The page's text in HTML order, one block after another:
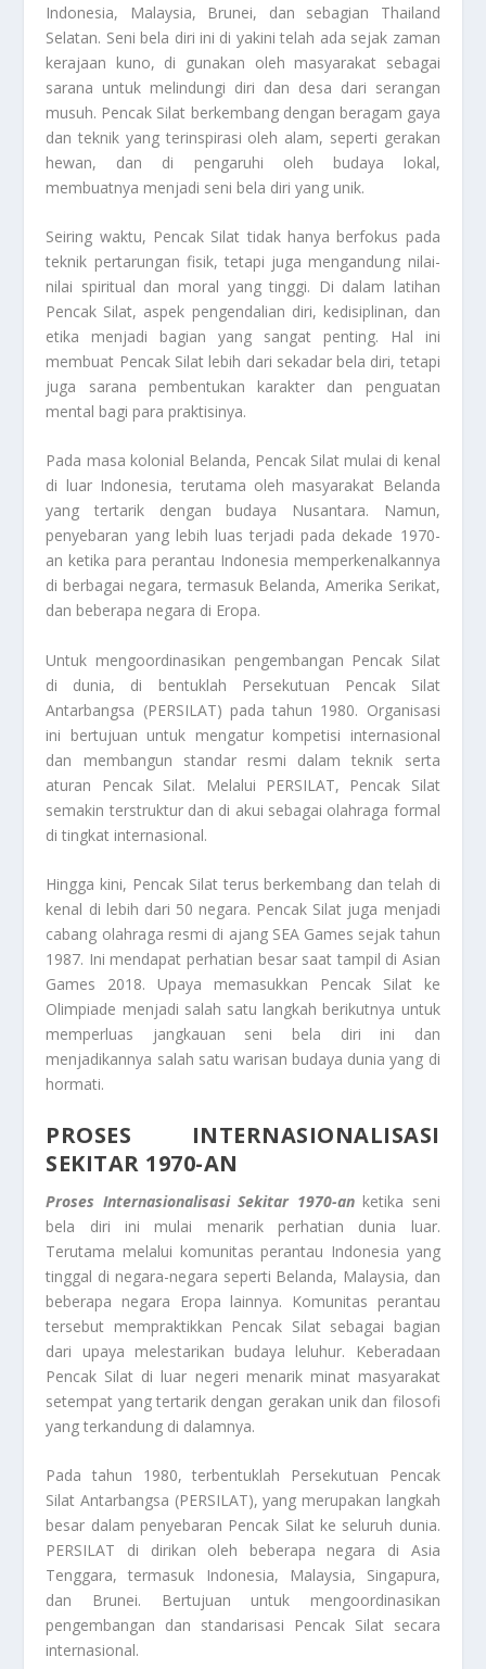
Indonesia, Malaysia, Brunei, dan sebagian Thailand
Selatan. Seni bela diri ini di yakini telah ada sejak zaman
kerajaan kuno, di gunakan oleh masyarakat sebagai
sarana untuk melindungi diri dan desa dari serangan
musuh. Pencak Silat berkembang dengan beragam gaya
dan teknik yang terinspirasi oleh alam, seperti gerakan
hewan, dan di pengaruhi oleh budaya lokal,
membuatnya menjadi seni bela diri yang unik.
Seiring waktu, Pencak Silat tidak hanya berfokus pada
teknik pertarungan fisik, tetapi juga mengandung nilai-
nilai spiritual dan moral yang tinggi. Di dalam latihan
Pencak Silat, aspek pengendalian diri, kedisiplinan, dan
etika menjadi bagian yang sangat penting. Hal ini
membuat Pencak Silat lebih dari sekadar bela diri, tetapi
juga sarana pembentukan karakter dan penguatan
mental bagi para praktisinya.
Pada masa kolonial Belanda, Pencak Silat mulai di kenal
di luar Indonesia, terutama oleh masyarakat Belanda
yang tertarik dengan budaya Nusantara. Namun,
penyebaran yang lebih luas terjadi pada dekade 1970-
an ketika para perantau Indonesia memperkenalkannya
di berbagai negara, termasuk Belanda, Amerika Serikat,
dan beberapa negara di Eropa.
Untuk mengoordinasikan pengembangan Pencak Silat
di dunia, di bentuklah Persekutuan Pencak Silat
Antarbangsa (PERSILAT) pada tahun 1980. Organisasi
ini bertujuan untuk mengatur kompetisi internasional
dan membangun standar resmi dalam teknik serta
aturan Pencak Silat. Melalui PERSILAT, Pencak Silat
semakin terstruktur dan di akui sebagai olahraga formal
di tingkat internasional.
Hingga kini, Pencak Silat terus berkembang dan telah di
kenal di lebih dari 50 negara. Pencak Silat juga menjadi
cabang olahraga resmi di ajang SEA Games sejak tahun
1987. Ini mendapat perhatian besar saat tampil di Asian
Games 2018. Upaya memasukkan Pencak Silat ke
Olimpiade menjadi salah satu langkah berikutnya untuk
memperluas jangkauan seni bela diri ini dan
menjadikannya salah satu warisan budaya dunia yang di
hormati.
PROSES INTERNASIONALISASI
SEKITAR 1970-AN
Proses Internasionalisasi Sekitar 1970-an ketika seni
bela diri ini mulai menarik perhatian dunia luar.
Terutama melalui komunitas perantau Indonesia yang
tinggal di negara-negara seperti Belanda, Malaysia, dan
beberapa negara Eropa lainnya. Komunitas perantau
tersebut mempraktikkan Pencak Silat sebagai bagian
dari upaya melestarikan budaya leluhur. Keberadaan
Pencak Silat di luar negeri menarik minat masyarakat
setempat yang tertarik dengan gerakan unik dan filosofi
yang terkandung di dalamnya.
Pada tahun 1980, terbentuklah Persekutuan Pencak
Silat Antarbangsa (PERSILAT), yang merupakan langkah
besar dalam penyebaran Pencak Silat ke seluruh dunia.
PERSILAT di dirikan oleh beberapa negara di Asia
Tenggara, termasuk Indonesia, Malaysia, Singapura,
dan Brunei. Bertujuan untuk mengoordinasikan
pengembangan dan standarisasi Pencak Silat secara
internasional.